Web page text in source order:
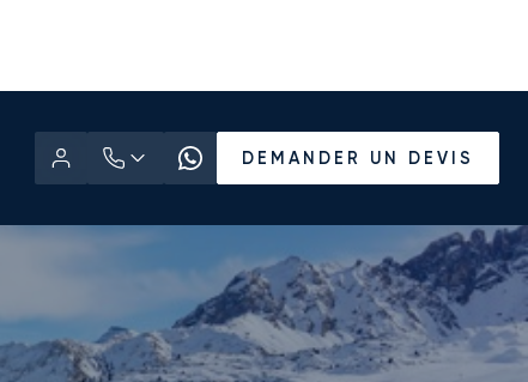
DEMANDER UN DEVIS